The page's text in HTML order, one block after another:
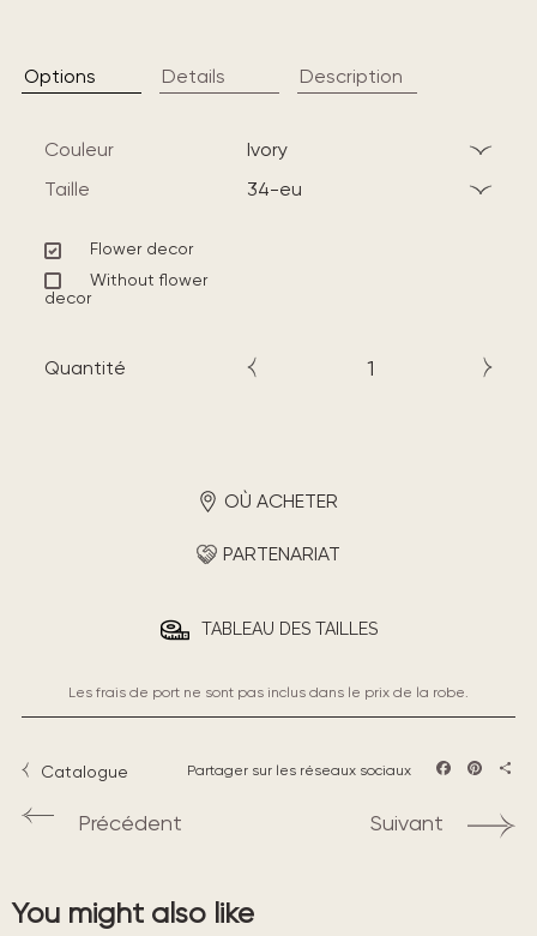
Options Details Description
Couleur
ivory
Taille
34-eu
Flower decor
Without flower
decor
Quantité
OÙ ACHETER
PARTENARIAT
TABLEAU DES TAILLES
Les frais de port ne sont pas inclus dans le prix de la robe.
Catalogue Partager sur les réseaux sociaux
Précédent Suivant
You might also like